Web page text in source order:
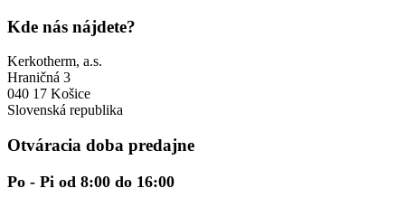
Kde nás nájdete?
Kerkotherm, a.s.
Hraničná 3
040 17 Košice
Slovenská republika
Otváracia doba predajne
Po - Pi od 8:00 do 16:00